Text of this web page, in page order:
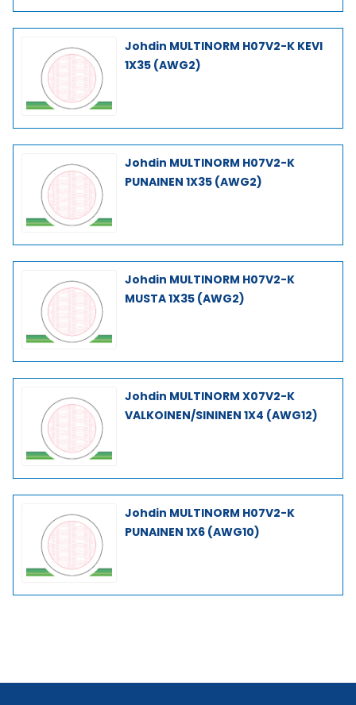
Johdin MULTINORM H07V2-K KEVI
1X35 (AWG2)
Johdin MULTINORM H07V2-K
PUNAINEN 1X35 (AWG2)
Johdin MULTINORM H07V2-K
MUSTA 1X35 (AWG2)
Johdin MULTINORM X07V2-K
VALKOINEN/SININEN 1X4 (AWG12)
Johdin MULTINORM H07V2-K
PUNAINEN 1X6 (AWG10)